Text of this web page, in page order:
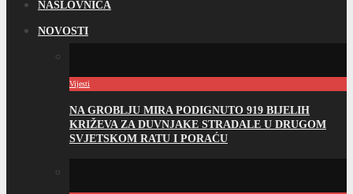
NASLOVNICA
NOVOSTI
Vijesti
NA GROBLJU MIRA PODIGNUTO 919 BIJELIH
KRIŽEVA ZA DUVNJAKE STRADALE U DRUGOM
SVJETSKOM RATU I PORAĆU